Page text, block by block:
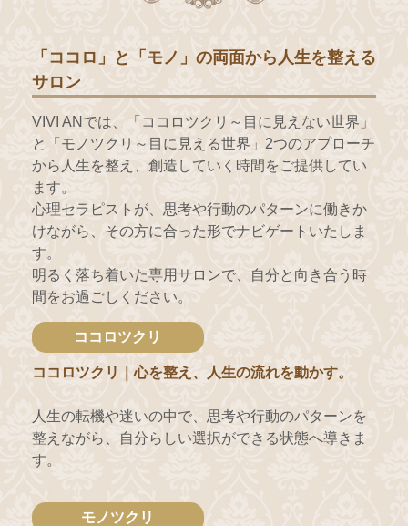
「ココロ」と「モノ」の両面から人生を整える
サロン
VIVI ANでは、「ココロツクリ～目に見えない世界」
と「モノツクリ～目に見える世界」2つのアプローチ
から人生を整え、創造していく時間をご提供してい
ます。
心理セラピストが、思考や行動のパターンに働きか
けながら、その方に合った形でナビゲートいたしま
す。
明るく落ち着いた専用サロンで、自分と向き合う時
間をお過ごしください。
ココロツクリ
ココロツクリ｜心を整え、人生の流れを動かす。
人生の転機や迷いの中で、思考や行動のパターンを
整えながら、自分らしい選択ができる状態へ導きま
す。
モノツクリ